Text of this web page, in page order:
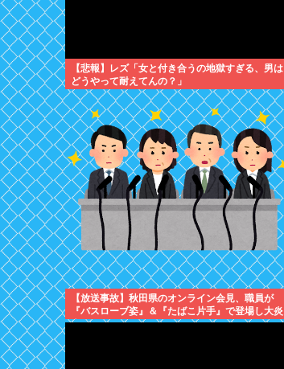
【悲報】レズ「女と付き合うの地獄すぎる、男は
どうやって耐えてんの？」
【放送事故】秋田県のオンライン会見、職員が
『バスローブ姿』＆『たばこ片手』で登場し大炎
上